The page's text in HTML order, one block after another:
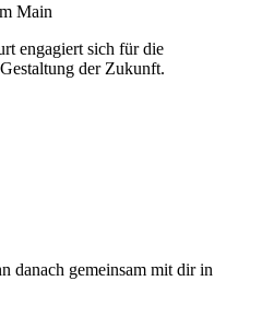
Main
engagiert sich für die
der Zukunft.
danach gemeinsam mit dir in